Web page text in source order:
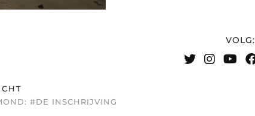
VOLG:
#DE INSCHRIJVING